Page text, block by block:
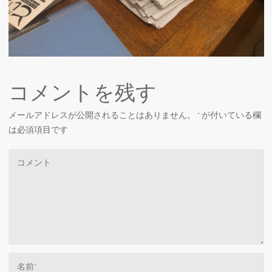
コメントを残す
メールアドレスが公開されることはありません。 * が付いている欄
は必須項目です